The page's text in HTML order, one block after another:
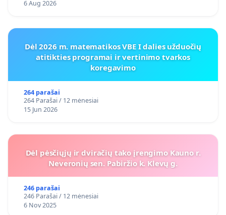
6 Aug 2026
Dėl 2026 m. matematikos VBE I dalies užduočių
atitikties programai ir vertinimo tvarkos
koregavimo
264 parašai
264 Parašai / 12 mėnesiai
15 Jun 2026
Dėl pėsčiųjų ir dviračių tako įrengimo Kauno r.
Neveronių sen. Pabiržio k. Klevų g.
246 parašai
246 Parašai / 12 mėnesiai
6 Nov 2025